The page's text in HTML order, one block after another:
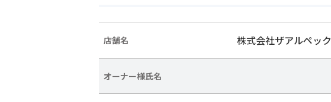
店舗名 株式会社ザアルペック
オーナー様氏名